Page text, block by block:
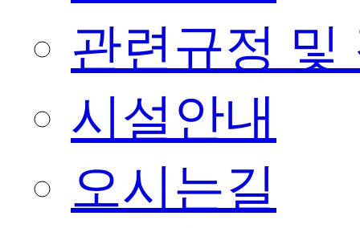
관련규정 및
시설안내
오시는길